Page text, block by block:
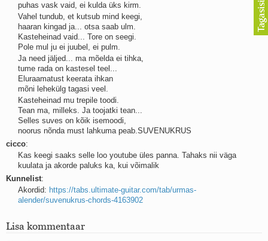
puhas vask vaid, ei kulda üks kirm.
Vahel tundub, et kutsub mind keegi,
haaran kingad ja... otsa saab ulm.
Kasteheinad vaid... Tore on seegi.
Pole mul ju ei juubel, ei pulm.
Ja need jäljed... ma mõelda ei tihka,
tume rada on kastesel teel...
Eluraamatust keerata ihkan
mõni lehekülg tagasi veel.
Kasteheinad mu trepile toodi.
Tean ma, milleks. Ja toojatki tean...
Selles suves on kõik isemoodi,
noorus nõnda must lahkuma peab.SUVENUKRUS
cicco:
Kas keegi saaks selle loo youtube üles panna. Tahaks nii väga
kuulata ja akorde paluks ka, kui võimalik
Kunnelist:
Akordid: https://tabs.ultimate-guitar.com/tab/urmas-
alender/suvenukrus-chords-4163902
Lisa kommentaar